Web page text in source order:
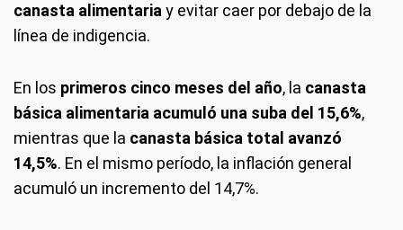
canasta alimentaria y evitar caer por debajo de la
línea de indigencia.
En los primeros cinco meses del año, la canasta
básica alimentaria acumuló una suba del 15,6%,
mientras que la canasta básica total avanzó
14,5%. En el mismo período, la inflación general
acumuló un incremento del 14,7%.